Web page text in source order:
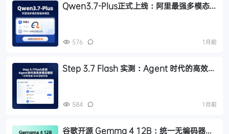
Qwen3.7-Plus正式上线：阿里最强多模态
576 1月前
Step 3.7 Flash 实测：Agent 时代的高效多
584 1月前
谷歌开源 Gemma 4 12B：统一无编码器架